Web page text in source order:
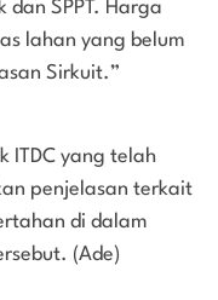
SPPT. Harga
lahan yang belum
Sirkuit.”
ITDC yang telah
penjelasan terkait
di dalam
(Ade)